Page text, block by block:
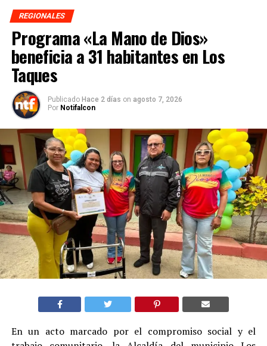
REGIONALES
Programa «La Mano de Dios»
beneficia a 31 habitantes en Los
Taques
Publicado Hace 2 días on agosto 7, 2026
Por Notifalcon
En un acto marcado por el compromiso social y el